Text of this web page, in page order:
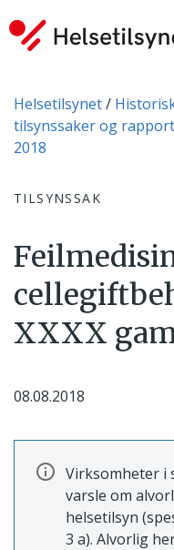
Du er her:
Helsetilsynet
tilsynssaker og
2018
TILSYNSSAK
XXXX
08.08.2018
Virksomheter i
varsle om
helsetilsyn
3 a). Alvorlig